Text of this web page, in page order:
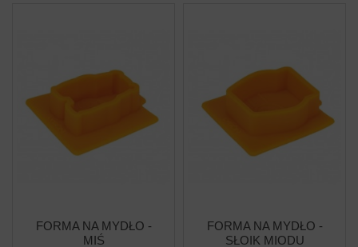
FORMA NA MYDŁO -
MIŚ
FORMA NA MYDŁO -
SŁOIK MIODU